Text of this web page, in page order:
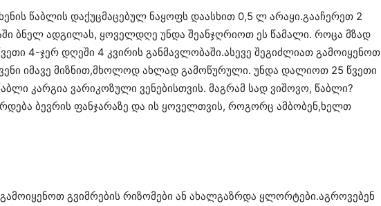
წაბლის დაქუცმაცებულ ნაყოფს დაასხით 0,5 ლ არაყი.გააჩერეთ 2
ბნელ ადგილას, ყოველდღე უნდა შეანჯღრიოთ ეს წამალი. როცა მზად
4-ჯერ დღეში 4 კვირის განმავლობაში.ასევე შეგიძლიათ გამოიყენოთ
იმავე მიზნით,მხოლოდ ახლად გამოწურული. უნდა დალიოთ 25 წვეთი
კარგია ვარიკოზული ვენებისთვის. მაგრამ სად ვიშოვო, წაბლი?
ბევრის ფანჯარაზე და ის ყოველთვის, როგორც ამბობენ,ხელთ
გვიმრების რიზომები ან ახალგაზრდა ყლორტები.აგროვებენ